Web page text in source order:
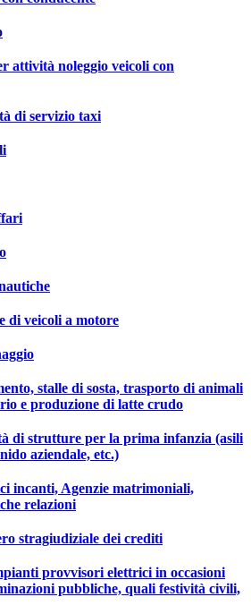
attività noleggio veicoli con
di servizio taxi
di veicoli a motore
stalle di sosta, trasporto di animali
e produzione di latte crudo
di strutture per la prima infanzia (asili
aziendale, etc.)
incanti, Agenzie matrimoniali,
relazioni
stragiudiziale dei crediti
provvisori elettrici in occasioni
pubbliche, quali festività civili,